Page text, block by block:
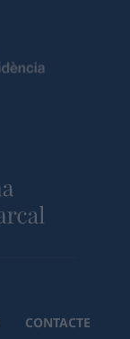
CONTACTE